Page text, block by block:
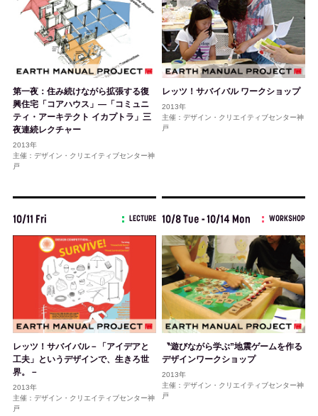
第一夜：住み続けながら拡張する復
興住宅「コアハウス」―「コミュニ
ティ・アーキテクト イカプトラ」三
夜連続レクチャー
2013年
主催：デザイン・クリエイティブセンター神
戸
レッツ！サバイバル ワークショップ
2013年
主催：デザイン・クリエイティブセンター神
戸
10/11 Fri LECTURE
レッツ！サバイバル－「アイデアと
工夫」というデザインで、生きろ世
界。－
2013年
主催：デザイン・クリエイティブセンター神
戸
10/8 Tue - 10/14 Mon WORKSHOP
〝遊びながら学ぶ”地震ゲームを作る
デザインワークショップ
2013年
主催：デザイン・クリエイティブセンター神
戸